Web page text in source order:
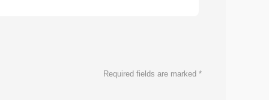
Required fields are marked *